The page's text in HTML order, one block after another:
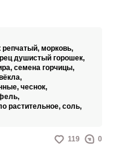
тем, кто пост
соблюдать.
репчатый, морковь,
душистый горошек,
семена горчицы,
чеснок,
растительное, соль,
119 0